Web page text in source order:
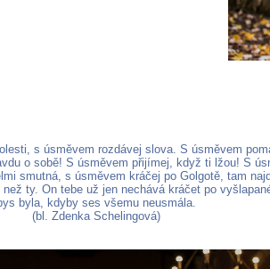
s úsměvem rozdávej slova. S úsměvem
o sobě! S úsměvem přijímej, když ti lžou! S
smutná, s úsměvem kráčej po Golgotě, tam
ty. On tebe už jen nechává kráčet po
byla, kdyby ses všemu neusmála.
(bl. Zdenka Schelingová)